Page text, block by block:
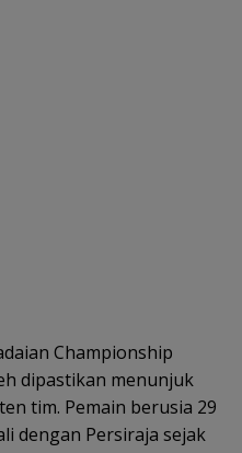
Championship
dipastikan menunjuk
tim. Pemain berusia 29
dengan Persiraja sejak